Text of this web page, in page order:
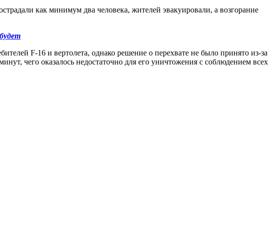
как минимум два человека, жителей эвакуировали, а возгорание
F-16 и вертолета, однако решение о перехвате не было принято из-за
чего оказалось недостаточно для его уничтожения с соблюдением всех